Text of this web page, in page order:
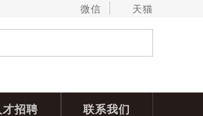
微信 天猫
才招聘 联系我们